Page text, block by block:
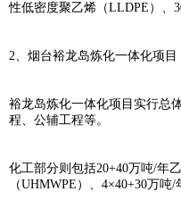
性低密度聚乙烯（LLDPE）、
2、烟台裕龙岛炼化一体化项目
裕龙岛炼化一体化项目实行总
程、公辅工程等。
化工部分则包括20+40万吨/年
（UHMWPE）、4×40+30万